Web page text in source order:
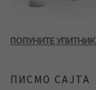
ПОПУНИТЕ
ПИСМО САЈТА